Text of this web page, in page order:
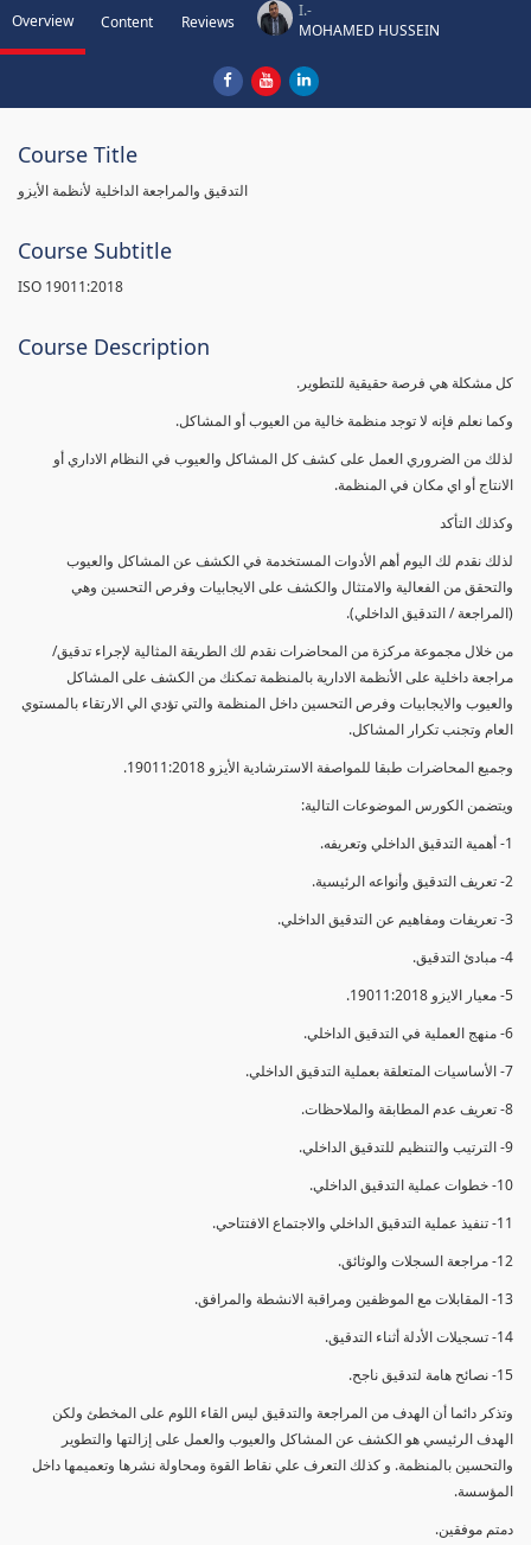
Overview Content Reviews
I.-
MOHAMED HUSSEIN
Course Title
التدقيق والمراجعة الداخلية لأنظمة الأيزو
Course Subtitle
ISO 19011:2018
Course Description
كل مشكلة هي فرصة حقيقية للتطوير.
وكما نعلم فإنه لا توجد منظمة خالية من العيوب أو المشاكل.
لذلك من الضروري العمل على كشف كل المشاكل والعيوب في النظام الاداري أو
الانتاج أو اي مكان في المنظمة.
وكذلك التأكد
لذلك نقدم لك اليوم أهم الأدوات المستخدمة في الكشف عن المشاكل والعيوب
والتحقق من الفعالية والامتثال والكشف على الايجابيات وفرص التحسين وهي
(المراجعة / التدقيق الداخلي).
من خلال مجموعة مركزة من المحاضرات نقدم لك الطريقة المثالية لإجراء تدقيق/
مراجعة داخلية على الأنظمة الادارية بالمنظمة تمكنك من الكشف على المشاكل
والعيوب والايجابيات وفرص التحسين داخل المنظمة والتي تؤدي الي الارتقاء بالمستوي
العام وتجنب تكرار المشاكل.
وجميع المحاضرات طبقا للمواصفة الاسترشادية الأيزو 19011:2018.
ويتضمن الكورس الموضوعات التالية:
1- أهمية التدقيق الداخلي وتعريفه.
2- تعريف التدقيق وأنواعه الرئيسية.
3- تعريفات ومفاهيم عن التدقيق الداخلي.
4- مبادئ التدقيق.
5- معيار الايزو 19011:2018.
6- منهج العملية في التدقيق الداخلي.
7- الأساسيات المتعلقة بعملية التدقيق الداخلي.
8- تعريف عدم المطابقة والملاحظات.
9- الترتيب والتنظيم للتدقيق الداخلي.
10- خطوات عملية التدقيق الداخلي.
11- تنفيذ عملية التدقيق الداخلي والاجتماع الافتتاحي.
12- مراجعة السجلات والوثائق.
13- المقابلات مع الموظفين ومراقبة الانشطة والمرافق.
14- تسجيلات الأدلة أثناء التدقيق.
15- نصائح هامة لتدقيق ناجح.
وتذكر دائما أن الهدف من المراجعة والتدقيق ليس القاء اللوم على المخطئ ولكن
الهدف الرئيسي هو الكشف عن المشاكل والعيوب والعمل على إزالتها والتطوير
والتحسين بالمنظمة. و كذلك التعرف علي نقاط القوة ومحاولة نشرها وتعميمها داخل
المؤسسة.
دمتم موفقين.